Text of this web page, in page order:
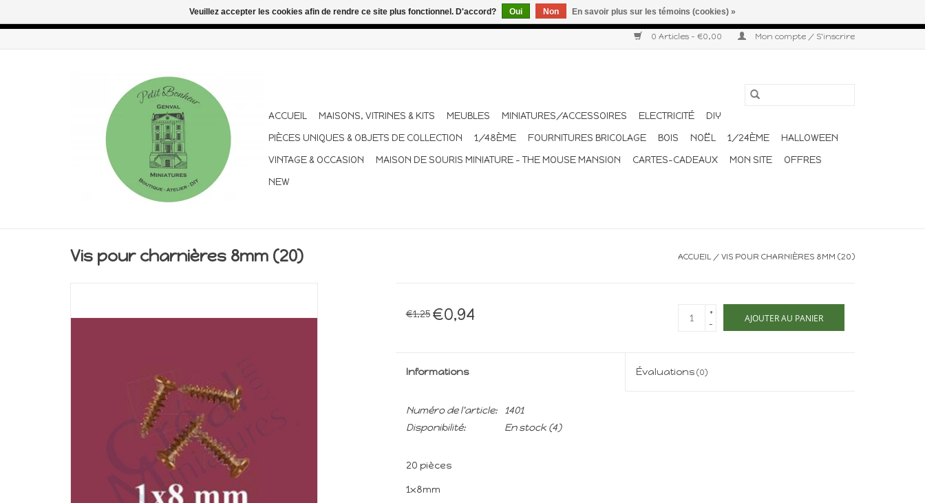
0 Articles - €0,00 Mon compte / S'inscrire
ACCUEIL MAISONS, VITRINES & KITS MEUBLES MINIATURES/ACCESSOIRES ELECTRICITÉ
DIY
PIÈCES UNIQUES & OBJETS DE COLLECTION
1/48ÈME FOURNITURES BRICOLAGE BOIS NOËL 1/24ÈME
HALLOWEEN
VINTAGE & OCCASION
MAISON DE SOURIS MINIATURE - THE MOUSE MANSION CARTES-CADEAUX MON SITE
OFFRES
NEW
Vis pour charnières 8mm (20) ACCUEIL / VIS POUR CHARNIÈRES 8MM (20)
€1,25 €0,94
+
-
AJOUTER AU PANIER
Informations Évaluations(0)
Numéro de l'article:
1401
Disponibilité:
En stock(4)
20 pièces
1x8mm
Veuillez accepter les cookies afin de rendre ce site plus fonctionnel. D'accord? Oui Non En savoir plus sur les témoins (cookies) »
Congés d'été : les commandes continuent d'être expédiées pendant les vacances. Les envois sont effectués une à deux fois par semaine. Merci pour votre compréhension et votre confiance.